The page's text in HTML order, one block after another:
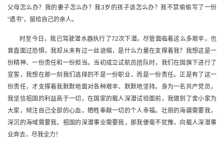
父母怎么办？我的妻子怎么办？我3岁的孩子该怎么办？我不禁偷偷写了一份
“遗书”，留给自己的亲人。
时至今日，我已驾驶潜水器执行了72次下潜。尽管面临着这么多艰辛，也
曾直面过恐惧，我却从未有过一丝退缩，是什么力量在支撑着我？我想这是一
份精神、一份责任和一份担当。当初成立试航员团队时，我们在国旗下进行了
宣誓，我想在那一刻我们选择的不是一份职业，而是一份责任。正是有了这一
份责任，才支撑着我默默地面对各种艰辛、默默地坚持。身为一名共产党员，
我坚信祖国的利益高于一切，在国家的载人深潜试验面前，我做到了舍小家为
大家，倾注自己全部的心血，牺牲奉献一切的个人幸福。壮丽的海疆需要我，
深沉的海域需要我，祖国的深潜事业需要我，那我便毫不犹豫，向载人深潜事
业奔去，尽我全力！